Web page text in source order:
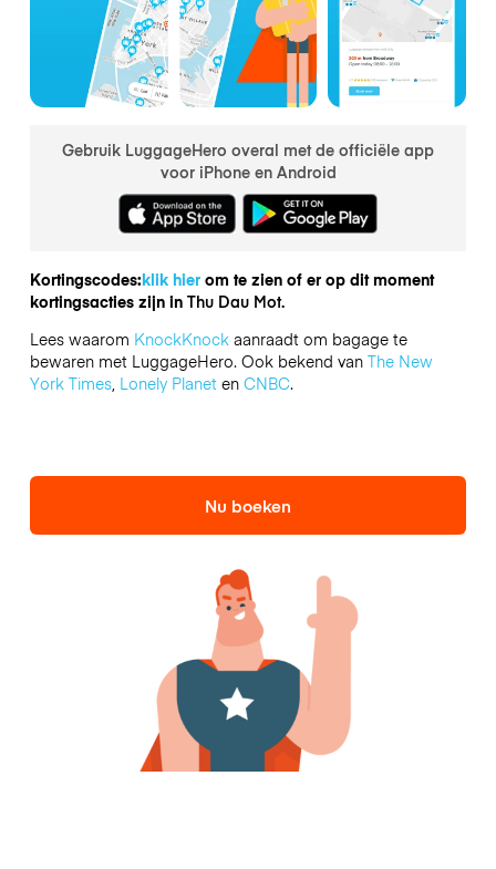
Gebruik LuggageHero overal met de officiële app
voor iPhone en Android
Kortingscodes:klik hierom te zien of er op dit moment
kortingsacties zijn in Thu Dau Mot.
Lees waarom KnockKnockaanraadt om bagage te
bewaren met LuggageHero. Ook bekend van The New
York Times, Lonely Planeten CNBC.
Nu boeken